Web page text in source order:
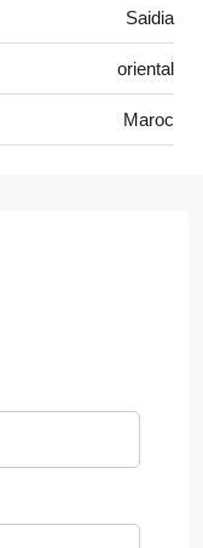
Saidia
oriental
Maroc